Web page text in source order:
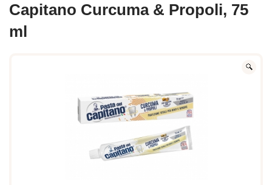
Capitano Curcuma & Propoli, 75
ml